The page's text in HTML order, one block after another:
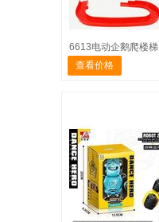
6613电动企鹅爬楼梯
查看价格